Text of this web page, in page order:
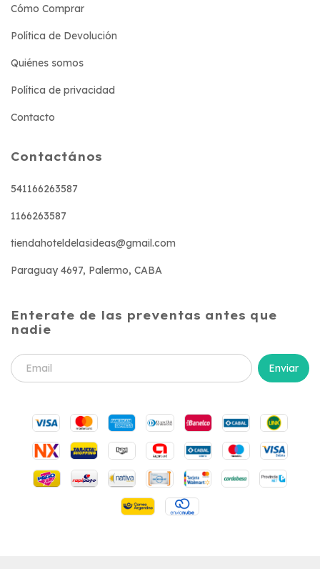
Cómo Comprar
Política de Devolución
Quiénes somos
Política de privacidad
Contacto
Contactános
541166263587
1166263587
tiendahoteldelasideas@gmail.com
Paraguay 4697, Palermo, CABA
Enterate de las preventas antes que
nadie